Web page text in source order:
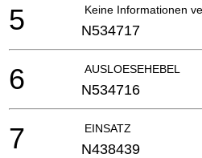
Keine Informationen
5 N534717
AUSLOESEHEBEL
6 N534716
EINSATZ
7 N438439